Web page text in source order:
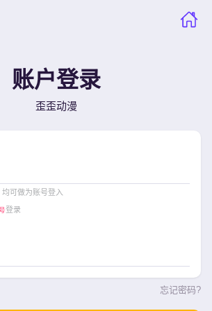
账户登录
歪歪动漫
可做为账号登入
登录
忘记密码?